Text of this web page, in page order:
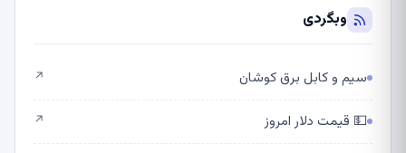
وبگردی
سیم و کابل برق کوشان ↗
💵 قیمت دلار امروز ↗